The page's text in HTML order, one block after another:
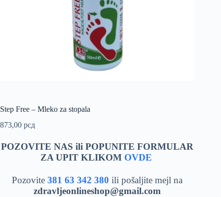
Step Free – Mleko za stopala
873,00 рсд
POZOVITE NAS ili POPUNITE FORMULAR
ZA UPIT KLIKOM OVDE
Pozovite381 63 342 380 ili pošaljite mejl na
zdravljeonlineshop@gmail.com